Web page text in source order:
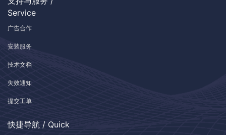
Service
广告合作
安装服务
技术文档
失效通知
提交工单
快捷导航 / Quick